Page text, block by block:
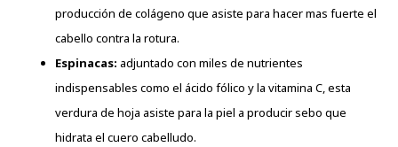
producción de colágeno que asiste para hacer mas fuerte el
cabello contra la rotura.
Espinacas: adjuntado con miles de nutrientes
indispensables como el ácido fólico y la vitamina C, esta
verdura de hoja asiste para la piel a producir sebo que
hidrata el cuero cabelludo.